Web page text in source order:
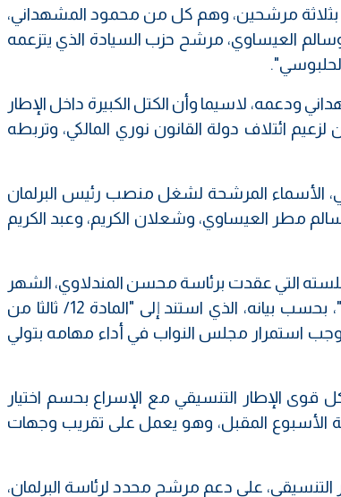
مرشحين، وهم كل من محمود المشهداني،
العيساوي، مرشح حزب السيادة الذي يتزعمه
ودعمه، لاسيما وأن الكتل الكبيرة داخل الإطار
ائتلاف دولة القانون نوري المالكي، وتربطه
الأسماء المرشحة لشغل منصب رئيس البرلمان
مطر العيساوي، وشعلان الكريم، وعبد الكريم
التي عقدت برئاسة محسن المندلاوي، الشهر
الماضي، لكنه قرر تأجيل الأمر، لحين "تحقيق التوازن السياسي"، بحسب بيانه، الذي استند إلى "المادة 12/ ثالثا من
يوجب استمرار مجلس النواب في أداء مهامه بتولي
قوى الإطار التنسيقي مع الإسراع بحسم اختيار
الأسبوع المقبل، وهو يعمل على تقريب وجهات
على دعم مرشح محدد لرئاسة البرلمان،